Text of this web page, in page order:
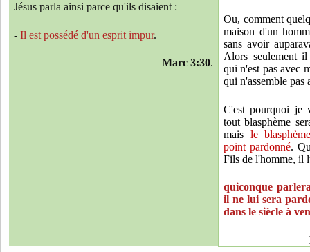
Jésus parla ainsi parce qu'ils disaient :
- Il est possédé d'un esprit impur.
Marc 3:30.
Ou, comment
maison d'un
sans avoir
Alors seulement
qui n'est pas avec
qui n'assemble pas
C'est pourquoi je
tout blasphème
mais le
point pardonné.
Fils de l'homme, il
quiconque
il ne lui sera
dans le siècle à